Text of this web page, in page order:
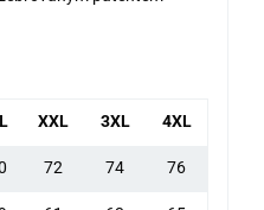
XXL 3XL 4XL
72 74 76